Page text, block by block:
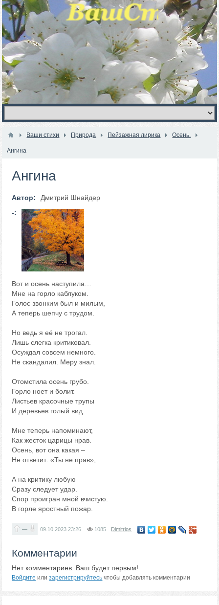
Ваши стихи Природа Пейзажная лирика Осень.
Ангина
Ангина
Автор:
Дмитрий Шнайдер
-:
Вот и осень наступила…
Мне на горло каблуком.
Голос звонким был и милым,
А теперь шепчу с трудом.
Но ведь я её не трогал.
Лишь слегка критиковал.
Осуждал совсем немного.
Не скандалил. Меру знал.
Отомстила осень грубо.
Горло ноет и болит.
Листьев красочные трупы
И деревьев голый вид
Мне теперь напоминают,
Как жесток царицы нрав.
Осень, вот она какая –
Не ответит: «Ты не прав»,
А на критику любую
Сразу следует удар.
Спор проигран мной вчистую.
В горле яростный пожар.
— 09.10.202323:26 1085 Dimitrios
Комментарии
Нет комментариев. Ваш будет первым!
Войдите илизарегистрируйтесь чтобы добавлять комментарии